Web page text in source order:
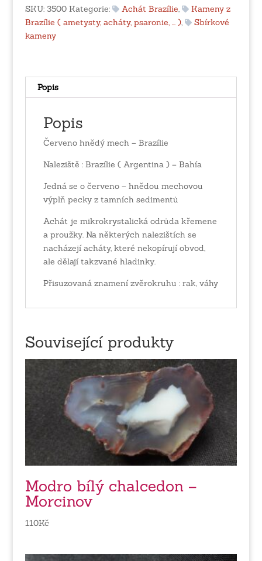
Brazílie
množství
SKU: 3500 Kategorie: Achát Brazílie,
Kameny z
Brazílie ( ametysty, acháty, psaronie, ... ),
Sbírkové
kameny
Popis
Popis
Červeno hnědý mech – Brazílie
Naleziště : Brazílie ( Argentina ) – Bahía
Jedná se o červeno – hnědou mechovou
výplň pecky z tamních sedimentů
Achát je mikrokrystalická odrůda křemene
a proužky. Na některých nalezištích se
nacházejí acháty, které nekopírují obvod,
ale dělají takzvané hladinky.
Přisuzovaná znamení zvěrokruhu : rak, váhy
Související produkty
Modro bílý chalcedon –
Morcinov
110Kč